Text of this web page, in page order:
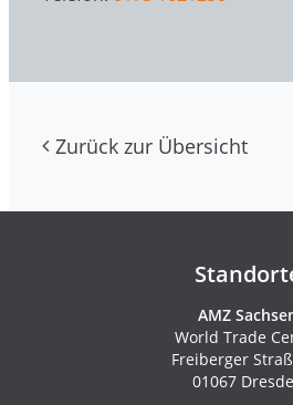
Zurück zur Übersicht
AMZ
World Trade
Freiberger
01067